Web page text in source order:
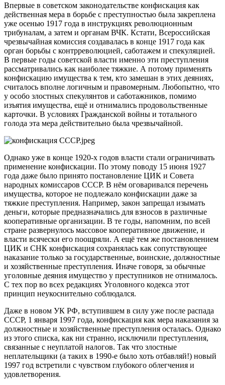
Впервые в советском законодательстве конфискация как
действенная мера в борьбе с преступностью была закреплена
уже осенью 1917 года в инструкциях революционным
трибуналам, а затем и органам ВЧК. Кстати, Всероссийская
чрезвычайная комиссия создавалась в конце 1917 года как
орган борьбы с контрреволюцией, саботажем и спекуляцией.
В первые годы советской власти именно эти преступления
рассматривались как наиболее тяжкие. А потому применять
конфискацию имущества к тем, кто замешан в этих деяниях,
считалось вполне логичным и правомерным. Любопытно, что
у особо злостных спекулянтов и саботажников, помимо
изъятия имущества, ещё и отнимались продовольственные
карточки. В условиях Гражданской войны и тотального
голода эта мера действительно была чрезвычайной.
Однако уже в конце 1920-х годов власти стали ограничивать
применение конфискации. По этому поводу 15 июня 1927
года даже было принято постановление ЦИК и Совета
народных комиссаров СССР. В нём оговаривался перечень
имущества, которое не подлежало конфискации даже за
тяжкие преступления. Например, закон запрещал изымать
деньги, которые предназначались для взносов в различные
кооперативные организации. В те годы, напомним, по всей
стране развернулось массовое кооперативное движение, и
власти всячески его поощряли. А ещё тем же постановлением
ЦИК и СНК конфискация сохранялась как сопутствующее
наказание только за государственные, воинские, должностные
и хозяйственные преступления. Иначе говоря, за обычные
уголовные деяния имущество у преступников не отнималось.
С тех пор во всех редакциях Уголовного кодекса этот
принцип неукоснительно соблюдался.
Даже в новом УК РФ, вступившем в силу уже после распада
СССР, 1 января 1997 года, конфискация как мера наказания за
должностные и хозяйственные преступления осталась. Однако
из этого списка, как ни странно, исключили преступления,
связанные с неуплатой налогов. Так что злостные
неплательщики (а таких в 1990-е было хоть отбавляй!) новый
1997 год встретили с чувством глубокого облегчения и
удовлетворения.